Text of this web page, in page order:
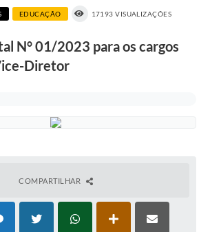
EDUCAÇÃO 17193 VISUALIZAÇÕES
N° 01/2023 para os cargos
Diretor
COMPARTILHAR